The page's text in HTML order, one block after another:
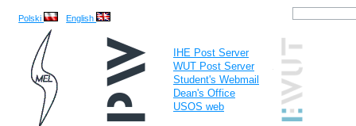
Polski English
IHE Post Server
WUT Post Server
Student's Webmail
Dean's Office
USOS web